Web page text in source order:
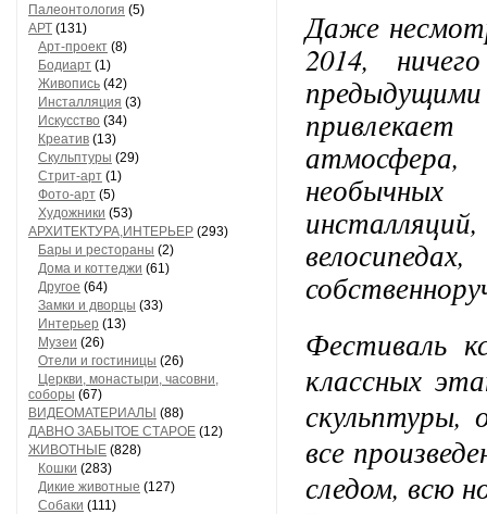
Палеонтология (5)
АРТ (131)
Арт-проект (8)
Бодиарт (1)
Живопись (42)
Инсталляция (3)
Искусство (34)
Креатив (13)
Скульптуры (29)
Стрит-арт (1)
Фото-арт (5)
Художники (53)
АРХИТЕКТУРА,ИНТЕРЬЕР (293)
Бары и рестораны (2)
Дома и коттеджи (61)
Другое (64)
Замки и дворцы (33)
Интерьер (13)
Музеи (26)
Отели и гостиницы (26)
Церкви, монастыри, часовни,
соборы (67)
ВИДЕОМАТЕРИАЛЫ (88)
ДАВНО ЗАБЫТОЕ СТАРОЕ (12)
ЖИВОТНЫЕ (828)
Кошки (283)
Дикие животные (127)
Собаки (111)
Даже
2014,
необычных
Фестиваль
классных
все
следом, всю